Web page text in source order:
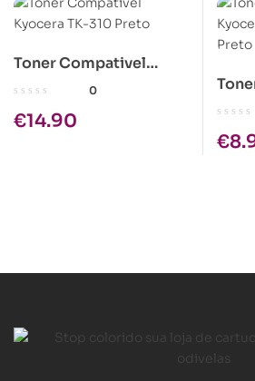
Toner Compativel
Kyocera TK-310 Preto
0
€14.90
€